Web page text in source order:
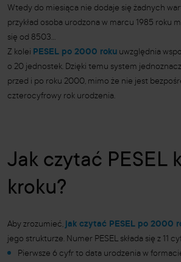
Wtedy do miesiąca nie dodaje się żadnych
przykład osoba urodzona w marcu 1985 roku
się od 8503...
Z kolei PESEL po 2000 roku uwzględnia
o 20 jednostek. Dzięki temu system
przed i po roku 2000, mimo że nie jest
czterocyfrowy rok urodzenia.
Jak czytać PESEL
kroku?
Aby zrozumieć, jak czytać PESEL po 2000
jego strukturze. Numer PESEL składa się z 11
Pierwsze 6 cyfr to data urodzenia w